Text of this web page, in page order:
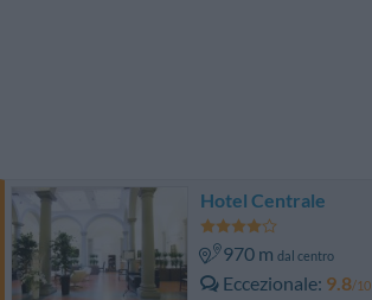
Hotel Centrale
970 m dal centro
Eccezionale 9.8/10